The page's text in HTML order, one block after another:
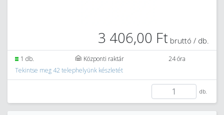
3 406,00 Ft bruttó / db.
1 db. Központi raktár
24 óra
Tekintse meg 42 telephelyünk készletét
db.